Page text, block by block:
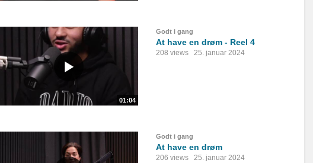
01:04
Godt i gang
At have en drøm - Reel 4
208 views 25. januar 2024
Godt i gang
At have en drøm
206 views 25. januar 2024